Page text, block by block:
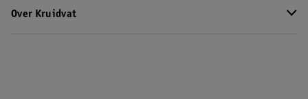
Over Kruidvat